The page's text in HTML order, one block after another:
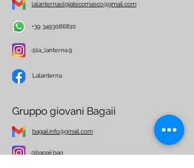
lalanternaolgiatecomasco@gmail.com
+39 3493086810
@la_lanterna.9
Lalanterna
Gruppo giovani Bagaii
bagaii.info@gmail.com
@bagaii.bag